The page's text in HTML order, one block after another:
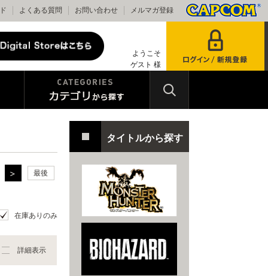
よくある質問 お問い合わせ メルマガ登録
ようこそ
ゲスト 様
最後
在庫ありのみ
詳細表示
タイトルから探す